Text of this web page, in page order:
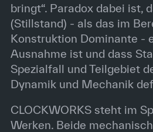
bringt“. Paradox dabei ist,
(Stillstand) - als das im
Konstruktion Dominante -
Ausnahme ist und dass
Spezialfall und Teilgebiet
Dynamik und Mechanik
CLOCKWORKS steht im
Werken. Beide